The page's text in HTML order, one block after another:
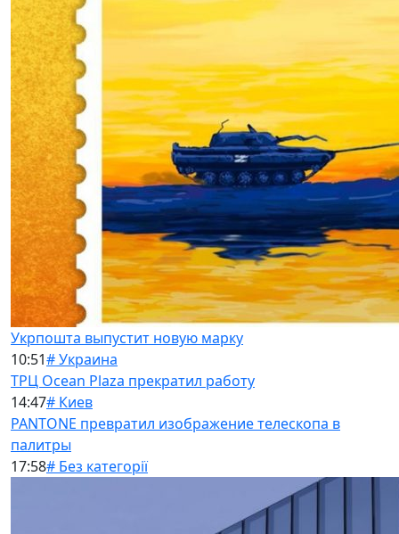
Укрпошта выпустит новую марку
10:51# Украина
ТРЦ Ocean Plaza прекратил работу
14:47# Киев
PANTONE превратил изображение телескопа в
палитры
17:58# Без категорії